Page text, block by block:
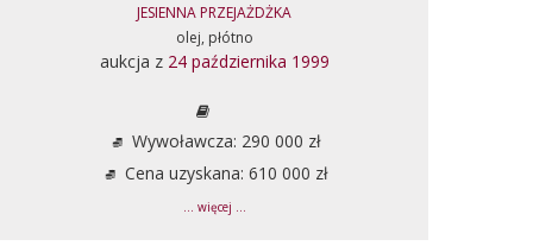
JESIENNA PRZEJAŻDŻKA
olej, płótno
aukcja z 24 października 1999
Wywoławcza: 290 000 zł
Cena uzyskana: 610 000 zł
... więcej ...